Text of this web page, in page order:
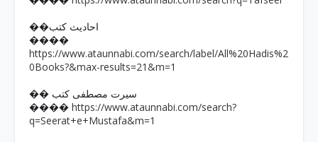
��احادیث کتب
����
https://www.ataunnabi.com/search/label/All%20Hadis%2
0Books?&max-results=21&m=1
�� سیرت مصطفی کتب
���� https://www.ataunnabi.com/search?
q=Seerat+e+Mustafa&m=1